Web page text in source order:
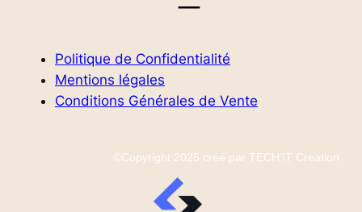
Politique de Confidentialité
Mentions légales
Conditions Générales de Vente
©Copyright 2025 créé par TECH’IT Creation